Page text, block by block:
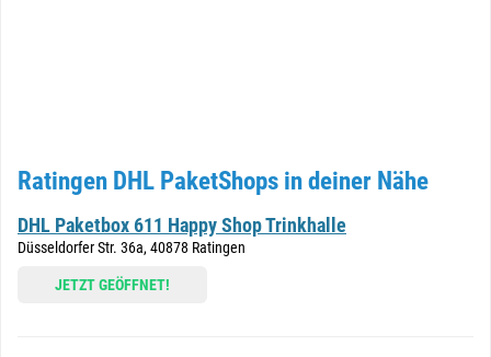
Ratingen DHL PaketShops in deiner Nähe
DHL Paketbox 611 Happy Shop Trinkhalle
Düsseldorfer Str. 36a, 40878 Ratingen
JETZT GEÖFFNET!